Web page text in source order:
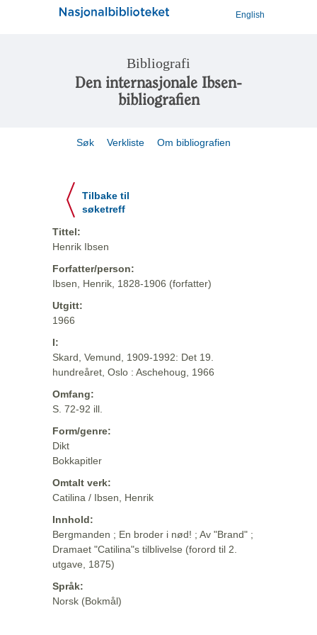
English
Bibliografi
Den internasjonale Ibsen-
bibliografien
Søk Verkliste Om bibliografien
Tilbake til
søketreff
Tittel:
Henrik Ibsen
Forfatter/person:
Ibsen, Henrik, 1828-1906 (forfatter)
Utgitt:
1966
I:
Skard, Vemund, 1909-1992: Det 19.
hundreåret, Oslo : Aschehoug, 1966
Omfang:
S. 72-92 ill.
Form/genre:
Dikt
Bokkapitler
Omtalt verk:
Catilina / Ibsen, Henrik
Innhold:
Bergmanden ; En broder i nød! ; Av "Brand" ;
Dramaet "Catilina"s tilblivelse (forord til 2.
utgave, 1875)
Språk:
Norsk (Bokmål)